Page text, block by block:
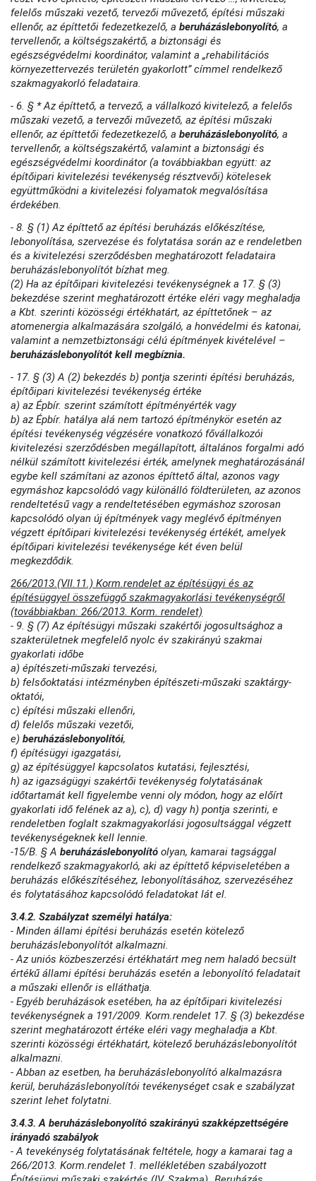
felelős műszaki vezető, tervezői művezető, építési műszaki
ellenőr, az építtetői fedezetkezelő, aberuházáslebonyolító, a
tervellenőr, a költségszakértő, a biztonsági és
egészségvédelmi koordinátor, valamint a „rehabilitációs
környezettervezés területén gyakorlott” címmel rendelkező
szakmagyakorló feladataira.
- 6. § * Az építtető, a tervező, a vállalkozó kivitelező, a felelős
műszaki vezető, a tervezői művezető, az építési műszaki
ellenőr, az építtetői fedezetkezelő, aberuházáslebonyolító, a
tervellenőr, a költségszakértő, valamint a biztonsági és
egészségvédelmi koordinátor (a továbbiakban együtt: az
építőipari kivitelezési tevékenység résztvevői) kötelesek
együttműködni a kivitelezési folyamatok megvalósítása
érdekében.
- 8. § (1) Az építtető az építési beruházás előkészítése,
lebonyolítása, szervezése és folytatása során az e rendeletben
és a kivitelezési szerződésben meghatározott feladataira
beruházáslebonyolítót bízhat meg.
(2) Ha az építőipari kivitelezési tevékenységnek a 17. § (3)
bekezdése szerint meghatározott értéke eléri vagy meghaladja
a Kbt. szerinti közösségi értékhatárt, az építtetőnek – az
atomenergia alkalmazására szolgáló, a honvédelmi és katonai,
valamint a nemzetbiztonsági célú építmények kivételével –
beruházáslebonyolítót kell megbíznia.
- 17. § (3) A (2) bekezdés b) pontja szerinti építési beruházás,
építőipari kivitelezési tevékenység értéke
a) az Épbír. szerint számított építményérték vagy
b) az Épbír. hatálya alá nem tartozó építménykör esetén az
építési tevékenység végzésére vonatkozó fővállalkozói
kivitelezési szerződésben megállapított, általános forgalmi adó
nélkül számított kivitelezési érték, amelynek meghatározásánál
egybe kell számítani az azonos építtető által, azonos vagy
egymáshoz kapcsolódó vagy különálló földterületen, az azonos
rendeltetésű vagy a rendeltetésében egymáshoz szorosan
kapcsolódó olyan új építmények vagy meglévő építményen
végzett építőipari kivitelezési tevékenység értékét, amelyek
építőipari kivitelezési tevékenysége két éven belül
megkezdődik.
266/2013.(VII.11.) Korm.rendelet az építésügyi és az
építésüggyel összefüggő szakmagyakorlási tevékenységről
(továbbiakban: 266/2013. Korm. rendelet)
- 9. § (7) Az építésügyi műszaki szakértői jogosultsághoz a
szakterületnek megfelelő nyolc év szakirányú szakmai
gyakorlati időbe
a) építészeti-műszaki tervezési,
b) felsőoktatási intézményben építészeti-műszaki szaktárgy-
oktatói,
c) építési műszaki ellenőri,
d) felelős műszaki vezetői,
e)beruházáslebonyolítói,
f) építésügyi igazgatási,
g) az építésüggyel kapcsolatos kutatási, fejlesztési,
h) az igazságügyi szakértői tevékenység folytatásának
időtartamát kell figyelembe venni oly módon, hogy az előírt
gyakorlati idő felének az a), c), d) vagy h) pontja szerinti, e
rendeletben foglalt szakmagyakorlási jogosultsággal végzett
tevékenységeknek kell lennie.
-15/B. § Aberuházáslebonyolítóolyan, kamarai tagsággal
rendelkező szakmagyakorló, aki az építtető képviseletében a
beruházás előkészítéséhez, lebonyolításához, szervezéséhez
és folytatásához kapcsolódó feladatokat lát el.
3.4.2. Szabályzat személyi hatálya:
- Minden állami építési beruházás esetén kötelező
beruházáslebonyolítót alkalmazni.
- Az uniós közbeszerzési értékhatárt meg nem haladó becsült
értékű állami építési beruházás esetén a lebonyolító feladatait
a műszaki ellenőr is elláthatja.
- Egyéb beruházások esetében, ha az építőipari kivitelezési
tevékenységnek a 191/2009. Korm.rendelet 17. § (3) bekezdése
szerint meghatározott értéke eléri vagy meghaladja a Kbt.
szerinti közösségi értékhatárt, kötelező beruházáslebonyolítót
alkalmazni.
- Abban az esetben, ha beruházáslebonyolító alkalmazásra
kerül, beruházáslebonyolítói tevékenységet csak e szabályzat
szerint lehet folytatni.
3.4.3. A beruházáslebonyolító szakirányú szakképzettségére
irányadó szabályok
- A tevekénység folytatásának feltétele, hogy a kamarai tag a
266/2013. Korm.rendelet 1. mellékletében szabályozott